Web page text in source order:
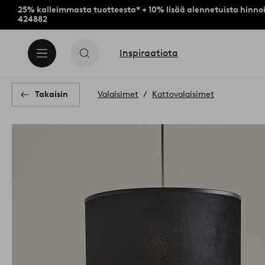
25% kalleimmasta tuotteesta* + 10% lisää alennetuista
424882
Inspiraatiota
Takaisin Valaisimet Kattovalaisimet